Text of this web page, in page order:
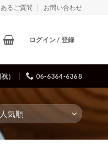
るご質問 お問い合わせ
ログイン / 登録
） 06-6364-6368